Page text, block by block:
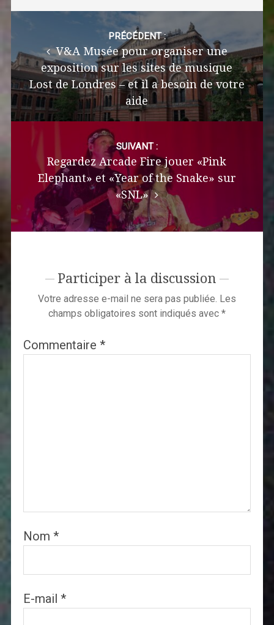
Post
PRÉCÉDENT :
V&A Musée pour organiser une
exposition sur les sites de musique
Lost de Londres – et il a besoin de votre
aide
SUIVANT :
Regardez Arcade Fire jouer «Pink
Elephant» et «Year of the Snake» sur
«SNL»
Participer à la discussion
Votre adresse e-mail ne sera pas publiée. Les
champs obligatoires sont indiqués avec *
Commentaire *
Nom *
E-mail *